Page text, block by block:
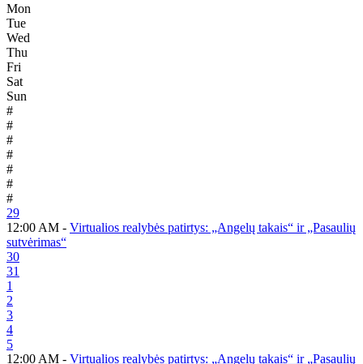
Mon
Tue
Wed
Thu
Fri
Sat
Sun
#
#
#
#
#
#
#
29
12:00 AM - Virtualios realybės patirtys: „Angelų takais“ ir „Pasaulių
sutvėrimas“
30
31
1
2
3
4
5
12:00 AM - Virtualios realybės patirtys: „Angelų takais“ ir „Pasaulių